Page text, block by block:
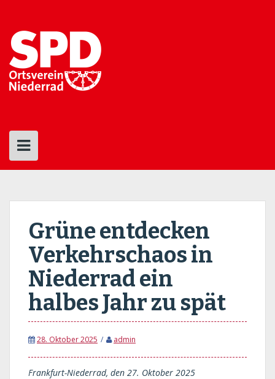
content
Grüne entdecken
Verkehrschaos in
Niederrad ein
halbes Jahr zu spät
28. Oktober 2025 admin
Frankfurt-Niederrad, den 27. Oktober 2025